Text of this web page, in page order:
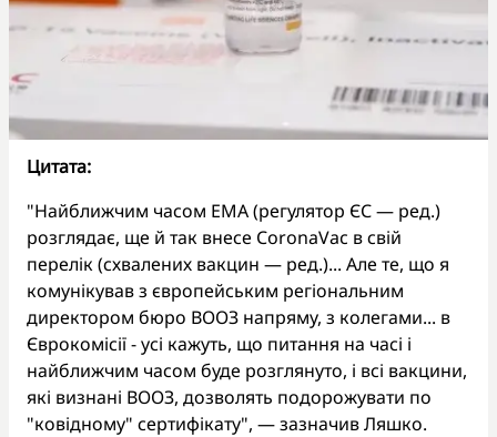
Цитата:
"Найближчим часом ЕМА (регулятор ЄС — ред.)
розглядає, ще й так внесе CoronaVac в свій
перелік (схвалених вакцин — ред.)... Але те, що я
комунікував з європейським регіональним
директором бюро ВООЗ напряму, з колегами... в
Єврокомісії - усі кажуть, що питання на часі і
найближчим часом буде розглянуто, і всі вакцини,
які визнані ВООЗ, дозволять подорожувати по
"ковідному" сертифікату", — зазначив Ляшко.